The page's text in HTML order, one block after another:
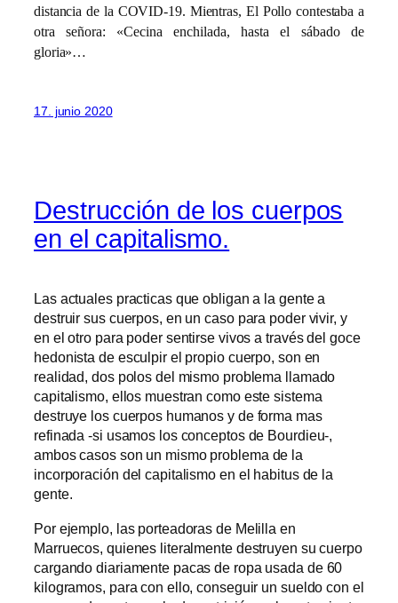
distancia de la COVID-19. Mientras, El Pollo contestaba a
otra señora: «Cecina enchilada, hasta el sábado de
gloria»…
17. junio 2020
Destrucción de los cuerpos
en el capitalismo.
Las actuales practicas que obligan a la gente a
destruir sus cuerpos, en un caso para poder vivir, y
en el otro para poder sentirse vivos a través del goce
hedonista de esculpir el propio cuerpo, son en
realidad, dos polos del mismo problema llamado
capitalismo, ellos muestran como este sistema
destruye los cuerpos humanos y de forma mas
refinada -si usamos los conceptos de Bourdieu-,
ambos casos son un mismo problema de la
incorporación del capitalismo en el habitus de la
gente.
Por ejemplo, las porteadoras de Melilla en
Marruecos, quienes literalmente destruyen su cuerpo
cargando diariamente pacas de ropa usada de 60
kilogramos, para con ello, conseguir un sueldo con el